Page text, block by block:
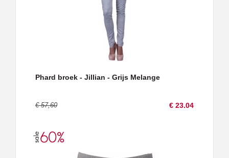
Phard broek - Jillian - Grijs Melange
€ 57,60 € 23.04